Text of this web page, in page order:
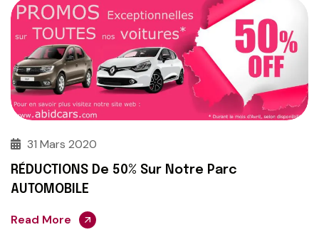
31 Mars 2020
RÉDUCTIONS De 50% Sur Notre Parc
AUTOMOBILE
Read More